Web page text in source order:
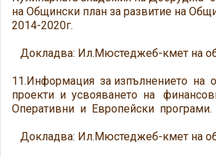
на Общински план за развитие на
2014-2020г.
Докладва: Ил.Мюстеджеб-кмет на
11.Информация за изпълнението на
проекти и усвояването на
Оперативни и Европейски програми.
Докладва: Ил.Мюстеджеб-кмет на